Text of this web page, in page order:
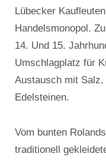
Lübecker
Handelsmonopol.
14. Und 15.
Umschlagplatz für
Austausch mit
Edelsteinen.
Vom bunten
traditionell